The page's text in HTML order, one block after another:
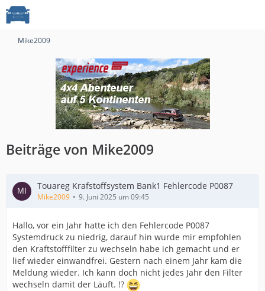
Mike2009
Beiträge von Mike2009
Touareg Krafstoffsystem Bank1 Fehlercode P0087
Mike2009 9. Juni 2025 um 09:45
Hallo, vor ein Jahr hatte ich den Fehlercode P0087
Systemdruck zu niedrig, darauf hin wurde mir empfohlen
den Kraftstofffilter zu wechseln habe ich gemacht und er
lief wieder einwandfrei. Gestern nach einem Jahr kam die
Meldung wieder. Ich kann doch nicht jedes Jahr den Filter
wechseln damit der Läuft. !?